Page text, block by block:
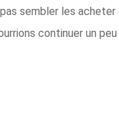
sembler les
continuer un